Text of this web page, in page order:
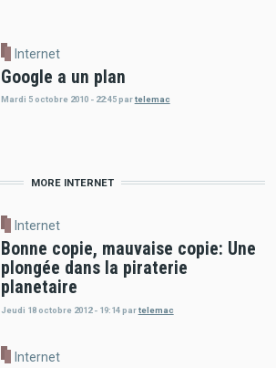
Internet
Google a un plan
Mardi 5 octobre 2010 - 22:45 partelemac
MORE INTERNET
Internet
Bonne copie, mauvaise copie: Une
plongée dans la piraterie
planetaire
Jeudi 18 octobre 2012 - 19:14 partelemac
Internet